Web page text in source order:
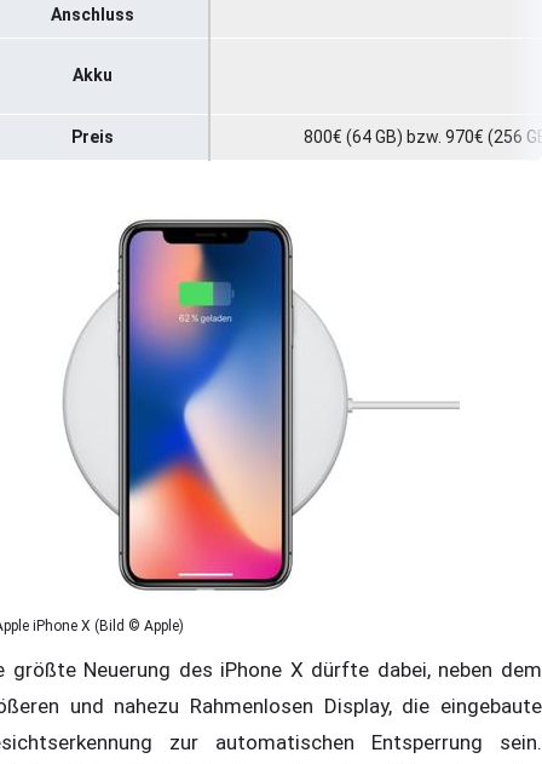
Anschluss
Akku
Preis 800€ (64 GB) bzw. 970€ (256
iPhone X (Bild © Apple)
größte Neuerung des iPhone X dürfte dabei, neben dem
und nahezu Rahmenlosen Display, die eingebaute
zur automatischen Entsperrung sein.